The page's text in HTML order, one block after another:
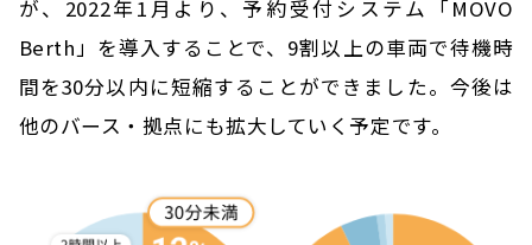
が、2022年1月より、予約受付システム「MOVO
Berth」を導入することで、9割以上の車両で待機時
間を30分以内に短縮することができました。今後は
他のバース・拠点にも拡大していく予定です。